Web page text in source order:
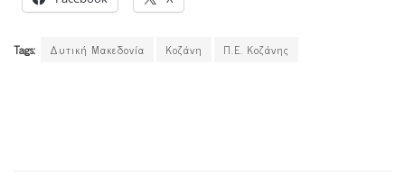
Tags: Δυτική Μακεδονία Κοζάνη Π.Ε. Κοζάνης